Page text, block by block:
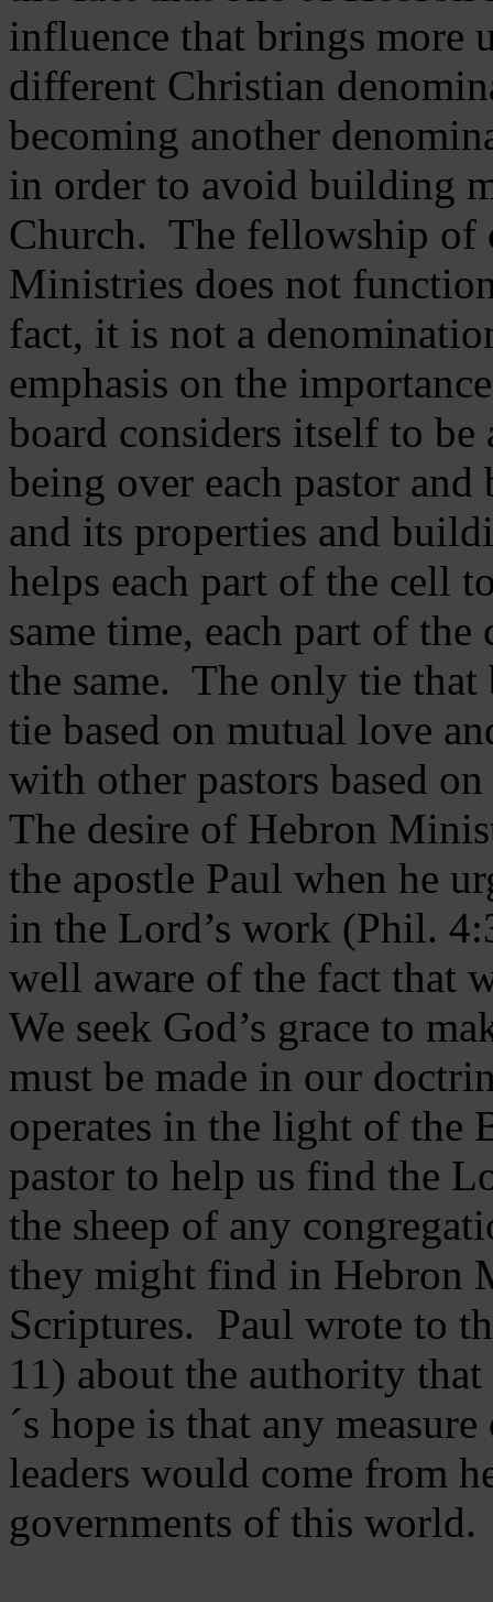
influence that brings more
different Christian
becoming another
in order to avoid building
Church. The fellowship of
Ministries does not
fact, it is not a
emphasis on the
board considers itself to be
being over each pastor
and its properties and
helps each part of the cell
same time, each part of
the same. The only tie that
tie based on mutual love
with other pastors based
The desire of Hebron
the apostle Paul when he
in the Lord’s work (Phil.
well aware of the fact that
We seek God’s grace to
must be made in our
operates in the light of the
pastor to help us find the
the sheep of any
they might find in Hebron
Scriptures. Paul wrote to
11) about the authority
´s hope is that any
leaders would come from
governments of this world.